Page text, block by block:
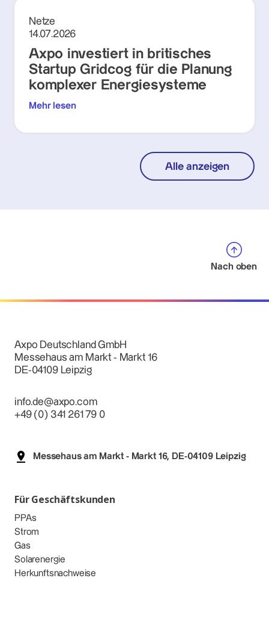
Netze
14.07.2026
Axpo investiert in britisches
Startup Gridcog für die Planung
komplexer Energiesysteme
Mehr lesen
Alle anzeigen
Nach oben
Axpo Deutschland GmbH
Messehaus am Markt - Markt 16
DE-04109 Leipzig
info.de@axpo.com
+49 (0) 341 261 79 0
Messehaus am Markt - Markt 16, DE-04109 Leipzig
Für Geschäftskunden
PPAs
Strom
Gas
Solarenergie
Herkunftsnachweise